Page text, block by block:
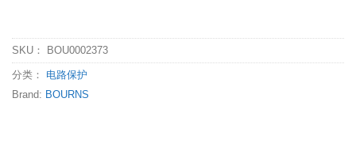
SKU： BOU0002373
分类： 电路保护
Brand: BOURNS